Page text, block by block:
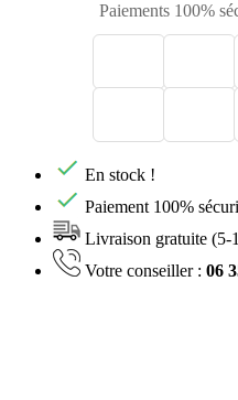
Paiements 100%
En stock !
Paiement 100%
Livraison gratuite (5-
Votre conseiller : 06